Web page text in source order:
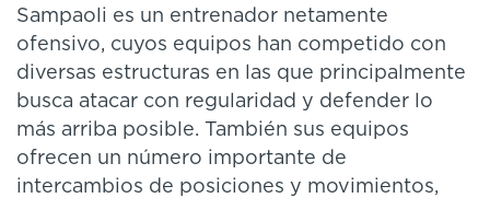
Sampaoli es un entrenador netamente
ofensivo, cuyos equipos han competido con
diversas estructuras en las que principalmente
busca atacar con regularidad y defender lo
más arriba posible. También sus equipos
ofrecen un número importante de
intercambios de posiciones y movimientos,